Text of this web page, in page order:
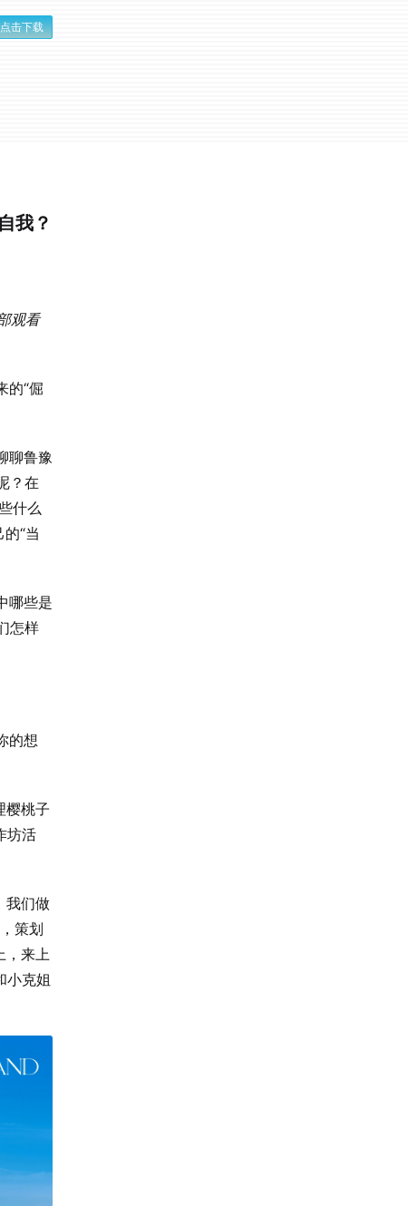
点击下载
我？
观看
的“倔
聊鲁豫
？在
什么
“当
哪些是
怎样
的想
樱桃子
坊活
我们做
策划
，来上
小克姐